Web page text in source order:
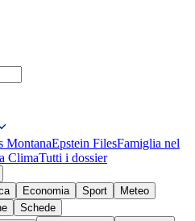
MontanaEpstein FilesFamiglia nel
ClimaTutti i dossier
Economia Sport
Meteo
Schede